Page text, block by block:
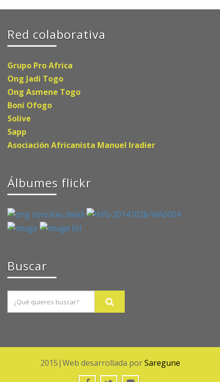
Red colaborativa
Grupo Pro Africa
Ong Jadi Togo
Ong Asmene Togo
Boni Ofogo
Solive
Sapp
Asociación Africanista Manuel Iradier
Álbumes flickr
Buscar
2015|Web desarrollada porSaregune